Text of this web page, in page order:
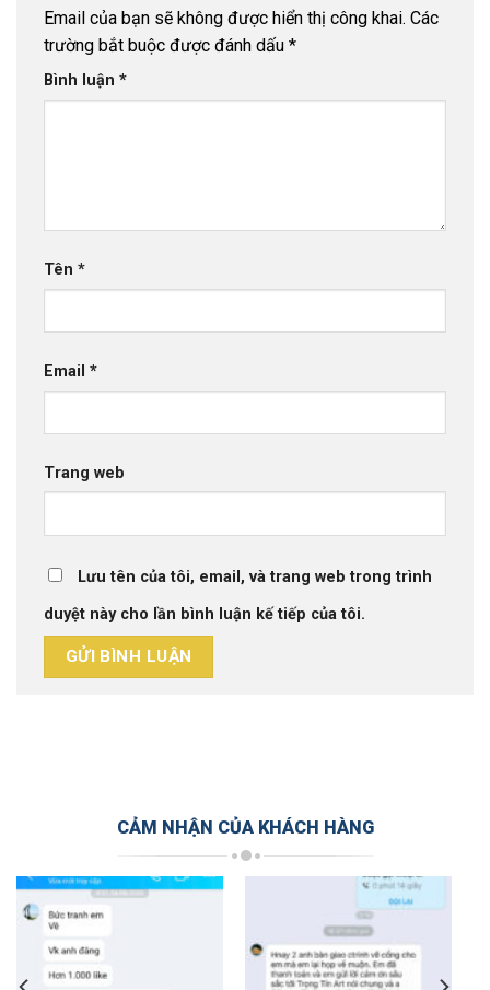
Email của bạn sẽ không được hiển thị công khai. Các
trường bắt buộc được đánh dấu *
Bình luận *
Tên *
Email *
Trang web
Lưu tên của tôi, email, và trang web trong trình
duyệt này cho lần bình luận kế tiếp của tôi.
CẢM NHẬN CỦA KHÁCH HÀNG